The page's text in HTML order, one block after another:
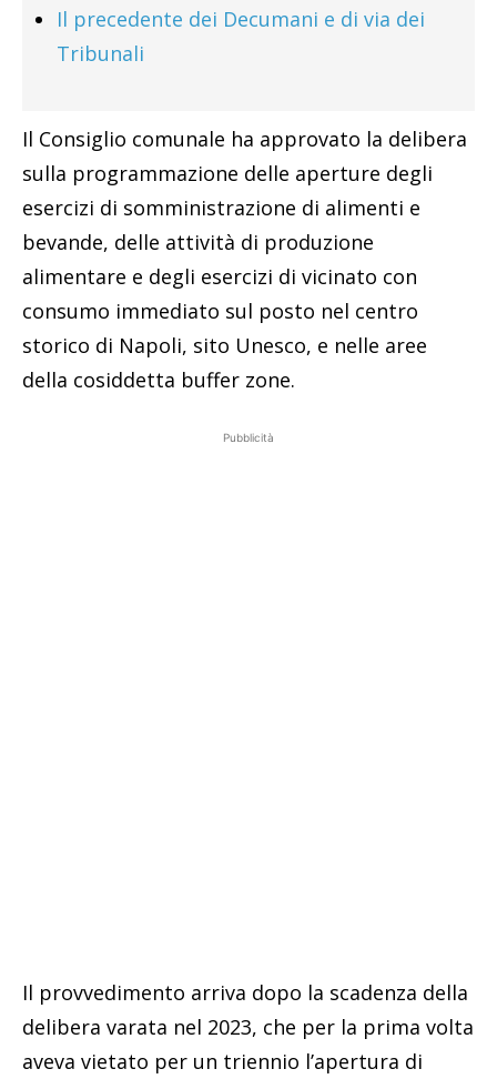
Il precedente dei Decumani e di via dei
Tribunali
Il Consiglio comunale ha approvato la delibera
sulla programmazione delle aperture degli
esercizi di somministrazione di alimenti e
bevande, delle attività di produzione
alimentare e degli esercizi di vicinato con
consumo immediato sul posto nel centro
storico di Napoli, sito Unesco, e nelle aree
della cosiddetta buffer zone.
Pubblicità
Il provvedimento arriva dopo la scadenza della
delibera varata nel 2023, che per la prima volta
aveva vietato per un triennio l’apertura di